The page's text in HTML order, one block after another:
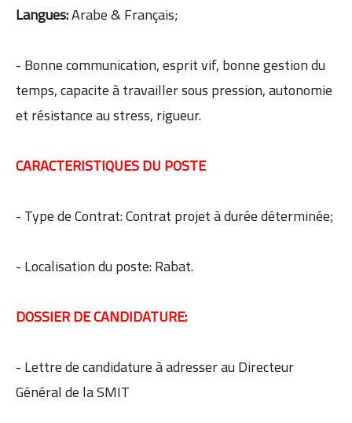
Langues:Arabe & Français;
- Bonne communication, esprit vif, bonne gestion du
temps, capacite à travailler sous pression, autonomie
et résistance au stress, rigueur.
CARACTERISTIQUES DU POSTE
- Type de Contrat: Contrat projet à durée déterminée;
- Localisation du poste: Rabat.
DOSSIER DE CANDIDATURE:
- Lettre de candidature à adresser au Directeur
Général de la SMIT